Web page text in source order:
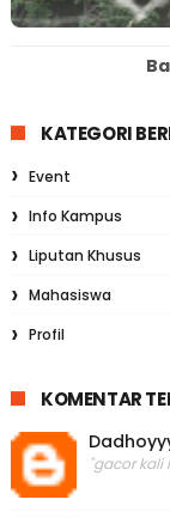
KATEGORI
Event
Info Kampus
Liputan Khusus
Mahasiswa
Profil
KOMENTAR
"gacor kali